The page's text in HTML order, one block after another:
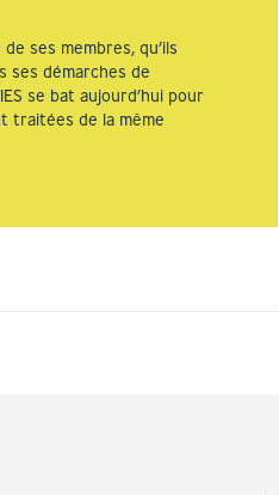
ses membres, qu’ils
ses démarches de
se bat aujourd’hui pour
traitées de la même